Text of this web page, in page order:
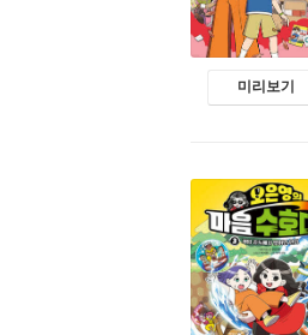
미리보기